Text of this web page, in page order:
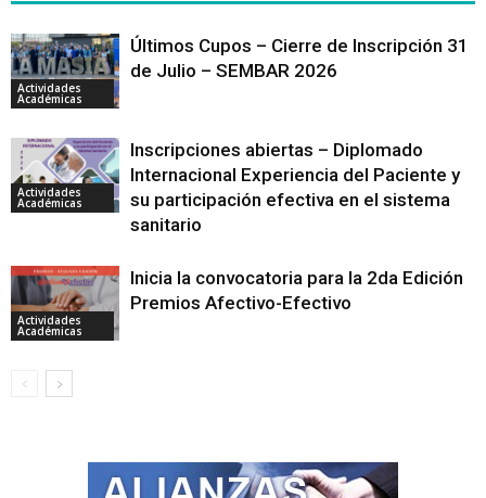
Actividades
Académicas
Últimos Cupos – Cierre de Inscripción 31
de Julio – SEMBAR 2026
Actividades
Académicas
Inscripciones abiertas – Diplomado
Internacional Experiencia del Paciente y
su participación efectiva en el sistema
sanitario
Actividades
Académicas
Inicia la convocatoria para la 2da Edición
Premios Afectivo-Efectivo